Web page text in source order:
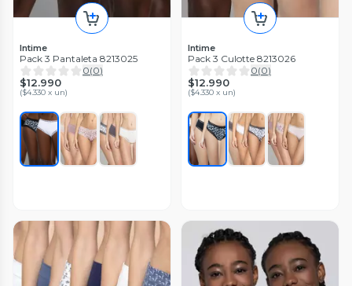
Intime
Pack 3 Pantaleta 8213025
0(0)
$12.990
($4.330 x un)
Intime
Pack 3 Culotte 8213026
0(0)
$12.990
($4.330 x un)